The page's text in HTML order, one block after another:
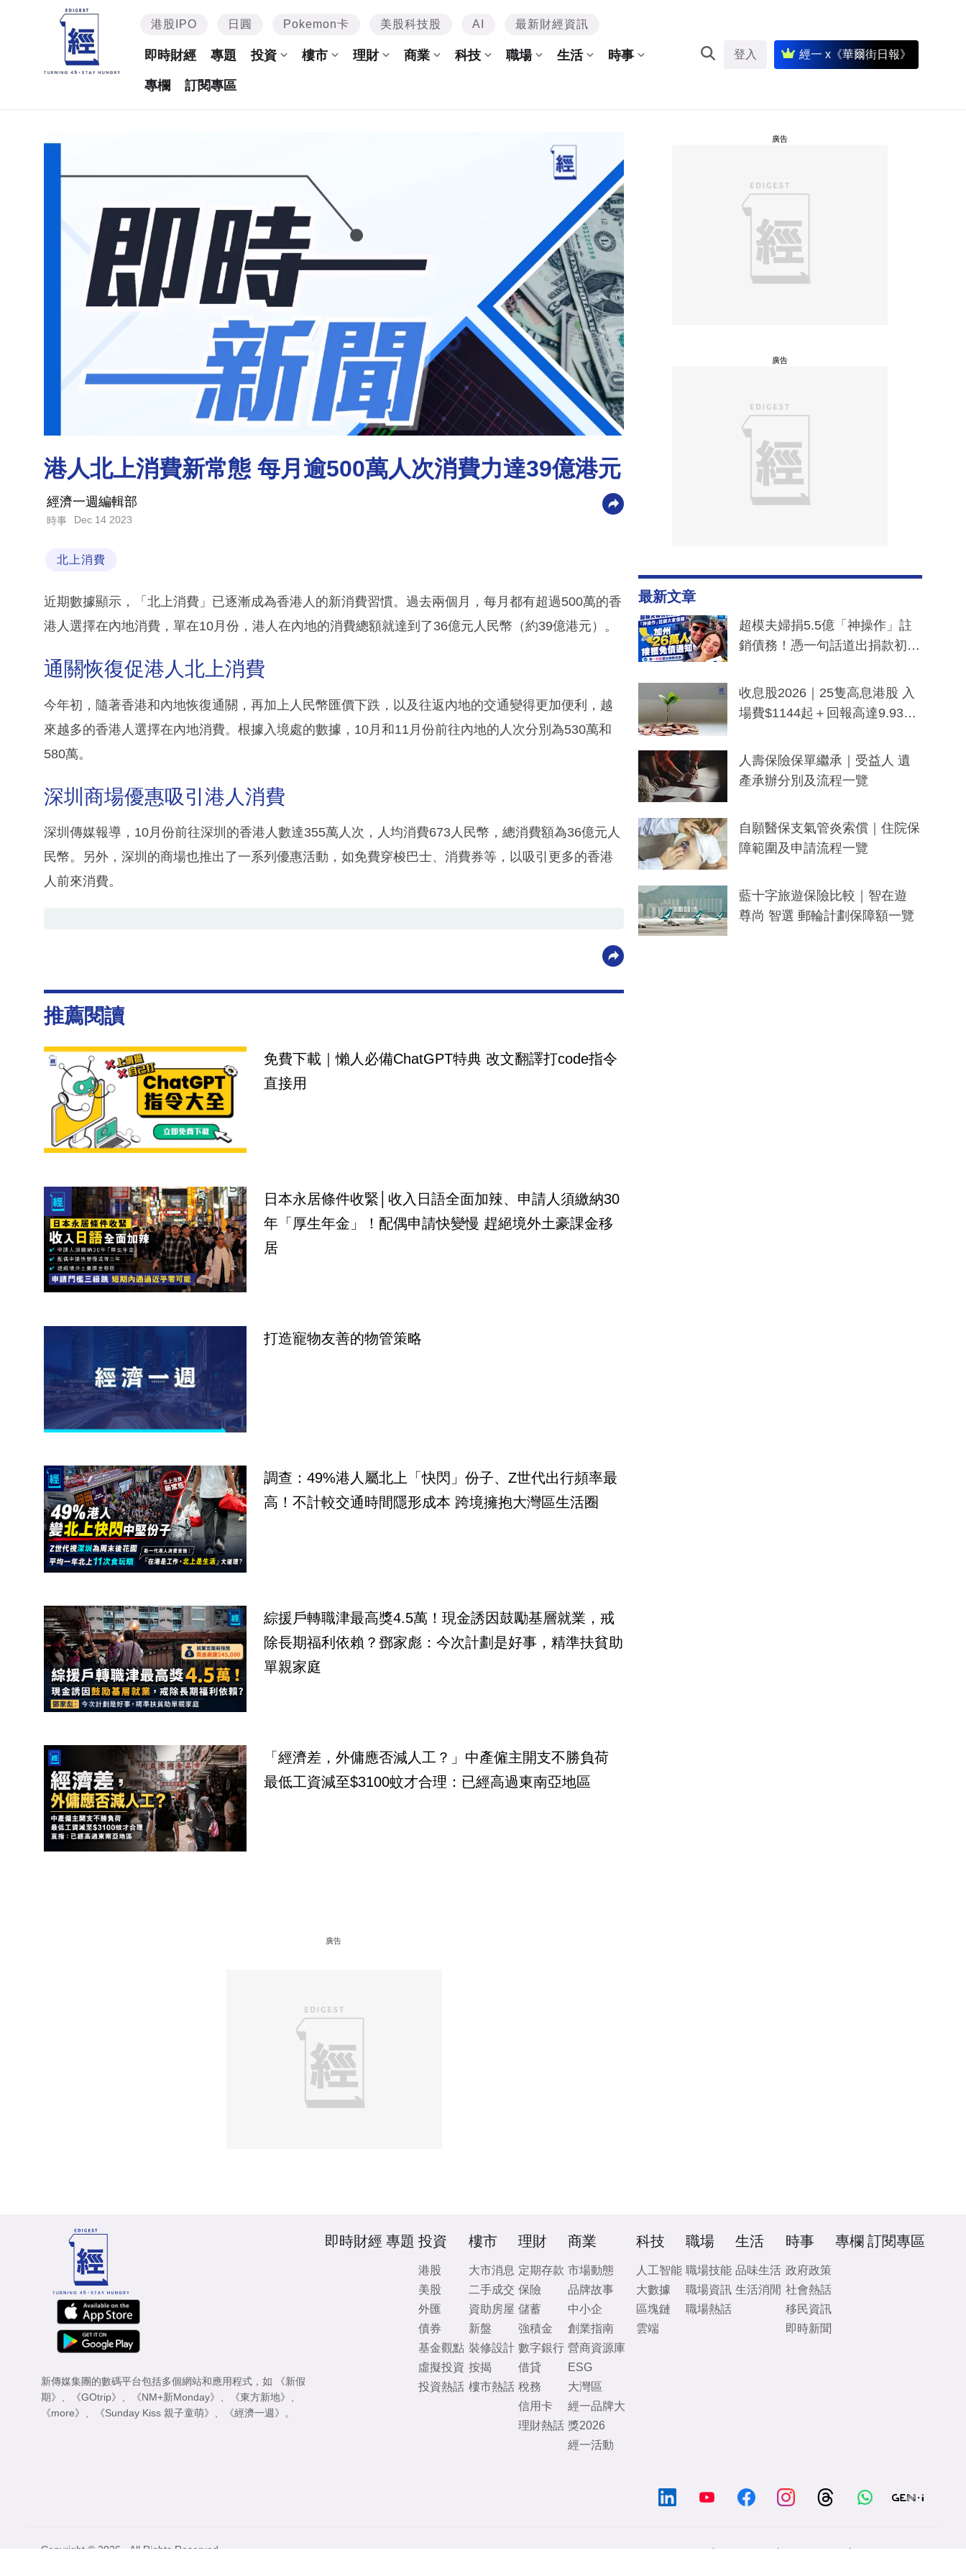
港股IPO 日圓 Pokemon卡 美股科技股 AI 最新財經資訊
即時財經 專題 投資 樓市 理財 商業 科技 職場 生活 時事
專欄 訂閱專區
登入 經一 x《華爾街日報》
港人北上消費新常態 每月逾500萬人次消費力達39億港元
經濟一週編輯部
時事 Dec 14 2023
北上消費
近期數據顯示，「北上消費」已逐漸成為香港人的新消費習慣。過去兩個月，每月都有超過500萬的香
港人選擇在內地消費，單在10月份，港人在內地的消費總額就達到了36億元人民幣（約39億港元）。
通關恢復促港人北上消費
今年初，隨著香港和內地恢復通關，再加上人民幣匯價下跌，以及往返內地的交通變得更加便利，越
來越多的香港人選擇在內地消費。根據入境處的數據，10月和11月份前往內地的人次分別為530萬和
580萬。
深圳商場優惠吸引港人消費
深圳傳媒報導，10月份前往深圳的香港人數達355萬人次，人均消費673人民幣，總消費額為36億元人
民幣。另外，深圳的商場也推出了一系列優惠活動，如免費穿梭巴士、消費券等，以吸引更多的香港
人前來消費。
推薦閱讀
免費下載｜懶人必備ChatGPT特典 改文翻譯打code指令
直接用
日本永居條件收緊│收入日語全面加辣、申請人須繳納30
年「厚生年金」！配偶申請快變慢 趕絕境外土豪課金移
居
打造寵物友善的物管策略
調查：49%港人屬北上「快閃」份子、Z世代出行頻率最
高！不計較交通時間隱形成本 跨境擁抱大灣區生活圈
綜援戶轉職津最高獎4.5萬！現金誘因鼓勵基層就業，戒
除長期福利依賴？鄧家彪：今次計劃是好事，精準扶貧助
單親家庭
「經濟差，外傭應否減人工？」中產僱主開支不勝負荷
最低工資減至$3100蚊才合理：已經高過東南亞地區
廣告
廣告
廣告
最新文章
超模夫婦捐5.5億「神操作」註
銷債務！憑一句話道出捐款初
一度被誤當詐騙手段
收息股2026｜25隻高息港股 入
場費$1144起＋回報高達9.93
人壽保險保單繼承｜受益人 遺
產承辦分別及流程一覽
自願醫保支氣管炎索償｜住院保
障範圍及申請流程一覽
藍十字旅遊保險比較｜智在遊
尊尚 智選 郵輪計劃保障額一覽
新傳媒集團的數碼平台包括多個網站和應用程式，如
《新假
期》
《GOtrip》 《NM+新Monday》 《東方新地》
《more》
《Sunday Kiss 親子童萌》 《經濟一週》 。
即時財經 專題 投資
港股
美股
外匯
債券
基金觀點
虛擬投資
投資熱話
樓市
大市消息
二手成交
資助房屋
新盤
裝修設計
按揭
樓市熱話
理財
定期存款
保險
儲蓄
強積金
數字銀行
借貸
稅務
信用卡
理財熱話
商業
市場動態
品牌故事
中小企
創業指南
營商資源庫
ESG
大灣區
經一品牌大
獎2026
經一活動
科技
人工智能
大數據
區塊鏈
雲端
職場
職場技能
職場資訊
職場熱話
生活
品味生活
生活消閒
時事
政府政策
社會熱話
移民資訊
即時新聞
專欄 訂閱專區
/ / /
Copyright © 2026 - All Rights Reserved